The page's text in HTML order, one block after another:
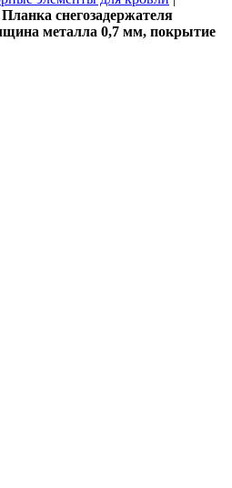
Планка снегозадержателя
металла 0,7 мм, покрытие